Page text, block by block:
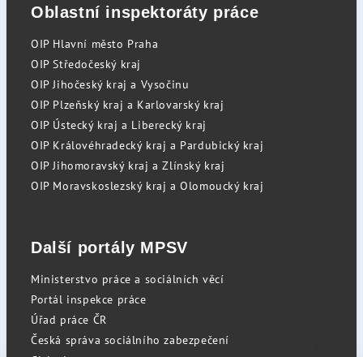
Oblastní inspektoráty práce
OIP Hlavní město Praha
OIP Středočeský kraj
OIP Jihočeský kraj a Vysočinu
OIP Plzeňský kraj a Karlovarský kraj
OIP Ústecký kraj a Liberecký kraj
OIP Královéhradecký kraj a Pardubický kraj
OIP Jihomoravský kraj a Zlínský kraj
OIP Moravskoslezský kraj a Olomoucký kraj
Další portály MPSV
Ministerstvo práce a sociálních věcí
Portál inspekce práce
Úřad práce ČR
Česká správa sociálního zabezpečení